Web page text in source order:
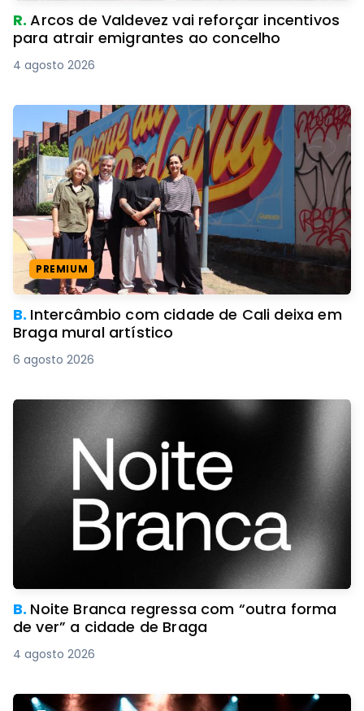
R.Arcos de Valdevez vai reforçar incentivos
para atrair emigrantes ao concelho
4 agosto 2026
PREMIUM
B. Intercâmbio com cidade de Cali deixa em
Braga mural artístico
6 agosto 2026
B. Noite Branca regressa com “outra forma
de ver” a cidade de Braga
4 agosto 2026